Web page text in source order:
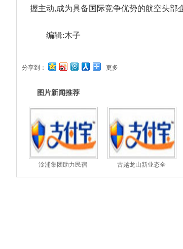
握主动,成为具备国际竞争优势的航空头部
编辑:木子
分享到： 更多
图片新闻推荐
淦浦集团助力民宿 古越龙山新业态全